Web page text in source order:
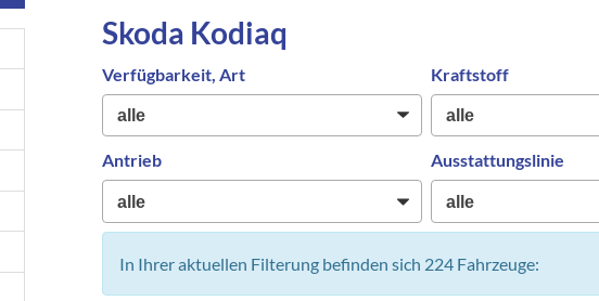
Skoda Kodiaq
Verfügbarkeit, Art Kraftstoff
Antrieb Ausstattungslinie
In Ihrer aktuellen Filterung befinden sich 224 Fahrzeuge: